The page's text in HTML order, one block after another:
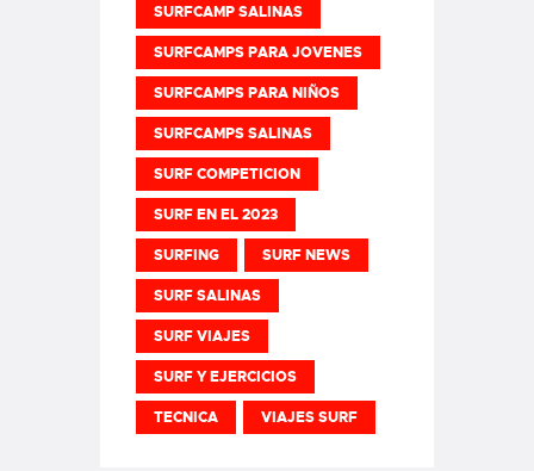
SURFCAMP SALINAS
SURFCAMPS PARA JOVENES
SURFCAMPS PARA NIÑOS
SURFCAMPS SALINAS
SURF COMPETICION
SURF EN EL 2023
SURFING SURF NEWS
SURF SALINAS
SURF VIAJES
SURF Y EJERCICIOS
TECNICA VIAJES SURF